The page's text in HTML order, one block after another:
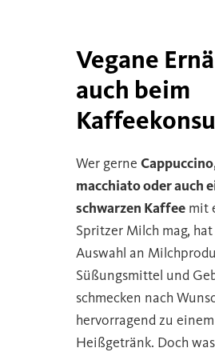
Vegane
auch beim
Wer gerne
macchiato oder auch
schwarzen Kaffeemit
Spritzer Milch mag,
Auswahl an
Süßungsmittel und
schmecken nach
hervorragend zu einem
Heißgetränk. Doch